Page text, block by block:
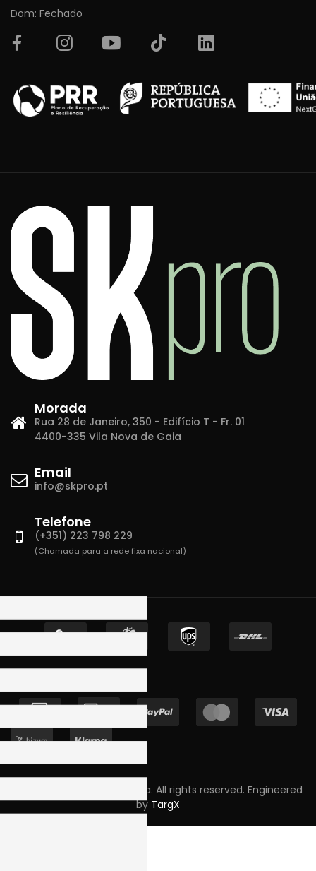
Dom: Fechado
Morada
Rua 28 de Janeiro, 350 - Edifício T - Fr. 01
4400-335 Vila Nova de Gaia
Email
info@skpro.pt
Telefone
(+351) 223 798 229
(Chamada para a rede fixa nacional)
Copyright © 2023 Skpro, Lda. All rights reserved. Engineered
by TargX